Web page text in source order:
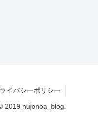
イバシーポリシー
2019 nujonoa_blog.